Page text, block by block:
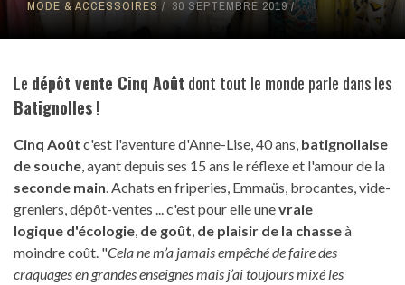
MODE & ACCESSOIRES 30 SEPTEMBRE 2019
Le dépôt vente Cinq Août dont tout le monde parle dans les
Batignolles!
Cinq Août c'est l'aventure d'Anne-Lise, 40 ans, batignollaise
de souche, ayant depuis ses 15 ans le réflexe et l'amour de la
seconde main. Achats en friperies, Emmaüs, brocantes, vide-
greniers, dépôt-ventes ... c'est pour elle unevraie
logique d'écologie, de goût, de plaisir de la chasseà
moindre coût. "Cela ne m’a jamais empêché de faire des
craquages en grandes enseignes mais j’ai toujours mixé les